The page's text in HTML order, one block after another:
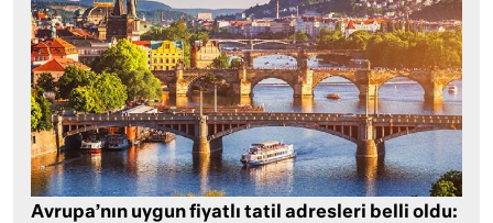
Avrupa’nın uygun fiyatlı tatil adresleri belli oldu: